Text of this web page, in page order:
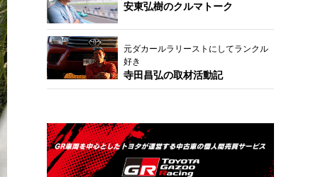
安東弘樹のクルマトーク
元ダカールラリーストにしてランクル
好き
寺田昌弘の取材活動記